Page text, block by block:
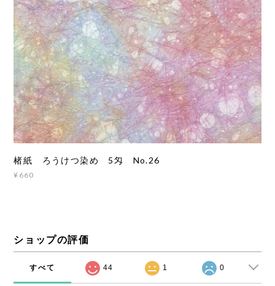
楮紙 ろうけつ染め 5匁 No.26
¥660
ショップの評価
すべて 44 1 0